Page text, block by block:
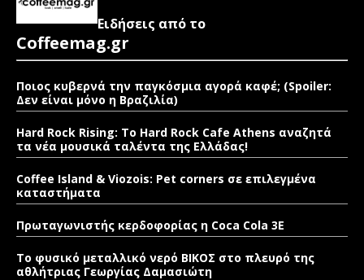
Ειδήσεις από το
Coffeemag.gr
Ποιος κυβερνά την παγκόσμια αγορά καφέ; (Spoiler:
Δεν είναι μόνο η Βραζιλία)
Hard Rock Rising: Το Hard Rock Cafe Athens αναζητά
τα νέα μουσικά ταλέντα της Ελλάδας!
Coffee Island & Viozois: Pet corners σε επιλεγμένα
καταστήματα
Πρωταγωνιστής κερδοφορίας η Coca Cola 3E
Το φυσικό μεταλλικό νερό ΒΙΚΟΣ στο πλευρό της
αθλήτριας Γεωργίας Δαμασιώτη